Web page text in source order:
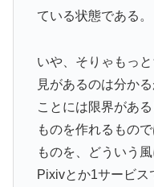
ている状態である。
いや、そりゃもっ
見があるのは分か
ことには限界があ
ものを作れるもの
ものを、どういう
Pixivとか1サービス